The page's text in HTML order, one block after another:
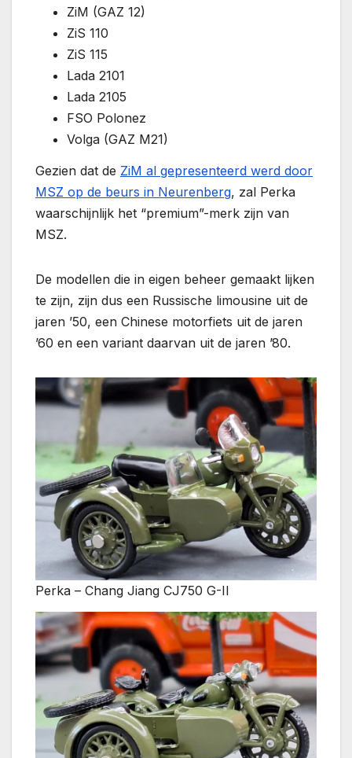
ZiM (GAZ 12)
ZiS 110
ZiS 115
Lada 2101
Lada 2105
FSO Polonez
Volga (GAZ M21)
Gezien dat de ZiM al gepresenteerd werd door
MSZ op de beurs in Neurenberg, zal Perka
waarschijnlijk het “premium”-merk zijn van
MSZ.
De modellen die in eigen beheer gemaakt lijken
te zijn, zijn dus een Russische limousine uit de
jaren ’50, een Chinese motorfiets uit de jaren
’60 en een variant daarvan uit de jaren ’80.
Perka – Chang Jiang CJ750 G-II